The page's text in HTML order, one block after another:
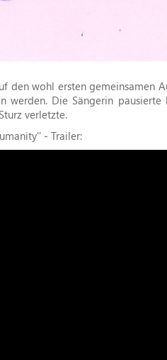
den wohl ersten gemeinsamen
werden. Die Sängerin
verletzte.
- Trailer: